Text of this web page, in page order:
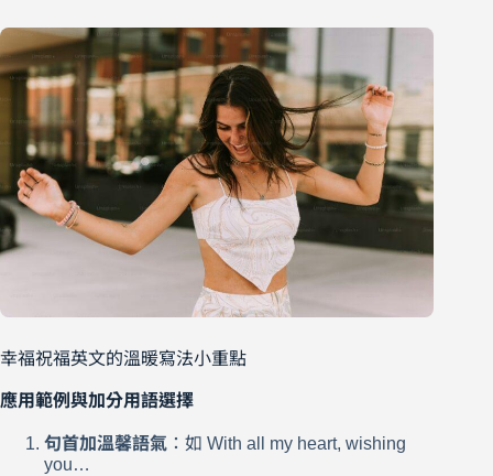
幸福祝福英文的溫暖寫法小重點
應用範例與加分用語選擇
句首加溫馨語氣 ：如 With all my heart, wishing
you…